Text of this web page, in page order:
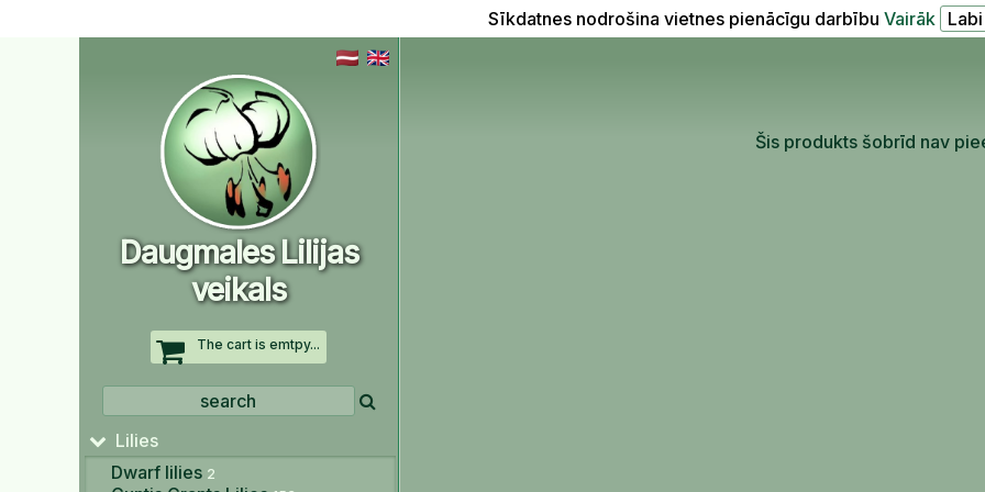
Sīkdatnes nodrošina vietnes pienācīgu darbību Vairāk
Daugmales Lilijas
veikals
The cart is emtpy...
Lilies
Dwarf lilies 2
Šis produkts šobrīd nav